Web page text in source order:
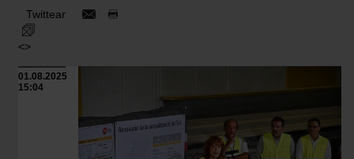
Twittear
<>
01.08.2025
15:04